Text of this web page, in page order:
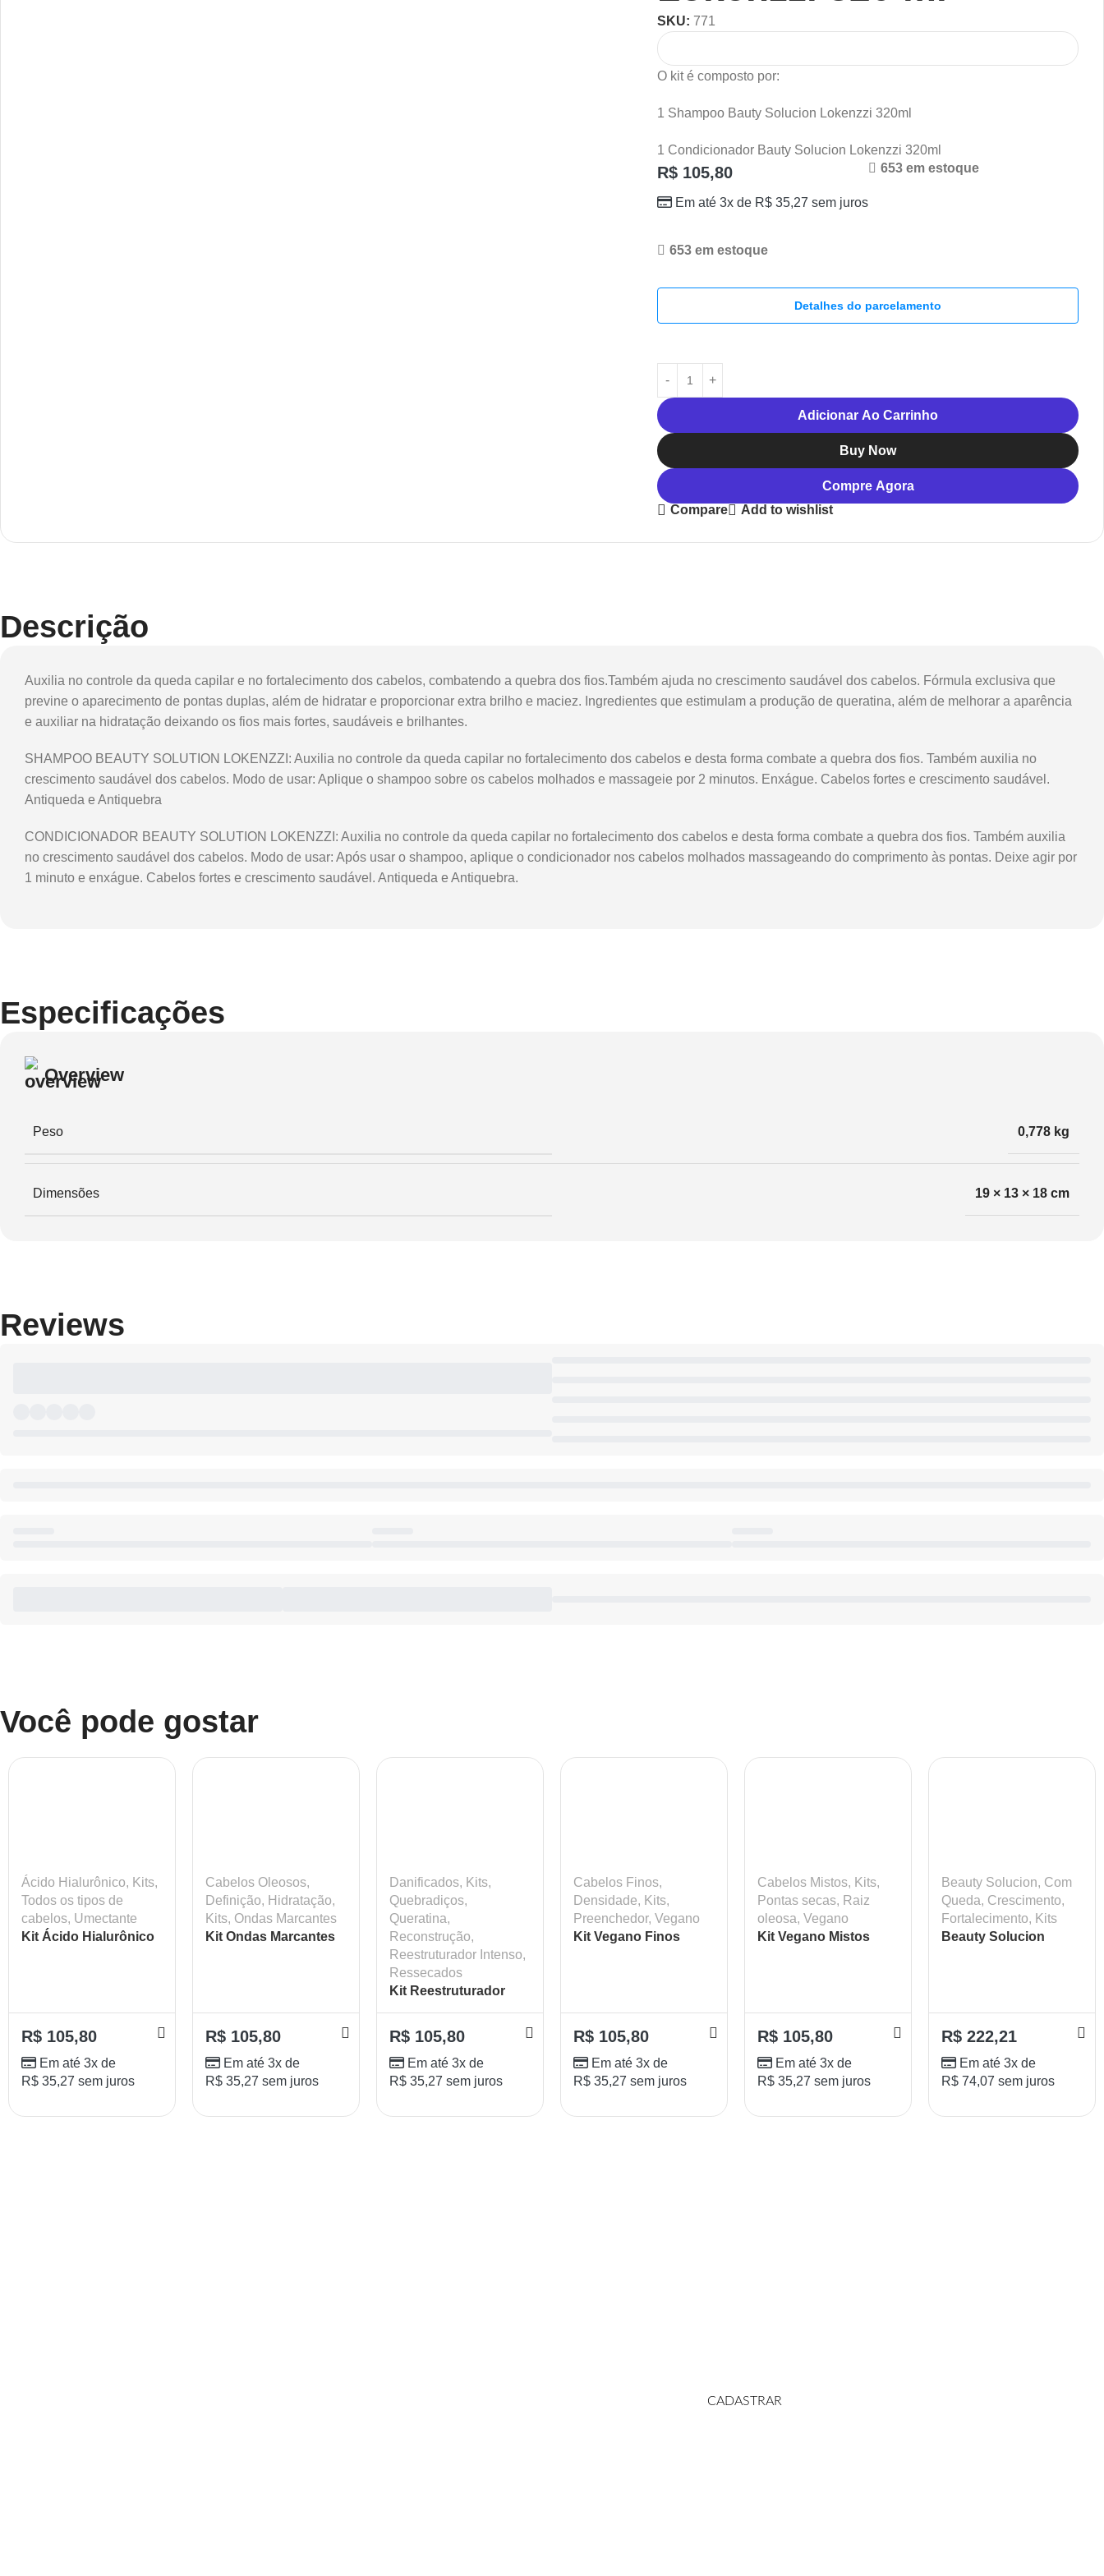
SKU:771
O kit é composto por:
1 Shampoo Bauty Solucion Lokenzzi 320ml
1 Condicionador Bauty Solucion Lokenzzi 320ml
R$ 105,80
Em até 3x de R$ 35,27 sem juros
653 em estoque
653 em estoque
Detalhes do parcelamento
Adicionar Ao Carrinho
Buy Now
Compre Agora
Compare
Add to wishlist
Descrição
Auxilia no controle da queda capilar e no fortalecimento dos cabelos, combatendo a quebra dos fios.Também ajuda no crescimento saudável dos cabelos. Fórmula exclusiva que
previne o aparecimento de pontas duplas, além de hidratar e proporcionar extra brilho e maciez. Ingredientes que estimulam a produção de queratina, além de melhorar a aparência
e auxiliar na hidratação deixando os fios mais fortes, saudáveis e brilhantes.
SHAMPOO BEAUTY SOLUTION LOKENZZI: Auxilia no controle da queda capilar no fortalecimento dos cabelos e desta forma combate a quebra dos fios. Também auxilia no
crescimento saudável dos cabelos. Modo de usar: Aplique o shampoo sobre os cabelos molhados e massageie por 2 minutos. Enxágue. Cabelos fortes e crescimento saudável.
Antiqueda e Antiquebra
CONDICIONADOR BEAUTY SOLUTION LOKENZZI: Auxilia no controle da queda capilar no fortalecimento dos cabelos e desta forma combate a quebra dos fios. Também auxilia
no crescimento saudável dos cabelos. Modo de usar: Após usar o shampoo, aplique o condicionador nos cabelos molhados massageando do comprimento às pontas. Deixe agir por
1 minuto e enxágue. Cabelos fortes e crescimento saudável. Antiqueda e Antiquebra.
Especificações
Overview
Peso 0,778 kg
Dimensões 19 × 13 × 18 cm
Reviews
Você pode gostar
Ácido Hialurônico, Kits,
Todos os tipos de
cabelos, Umectante
Kit Ácido Hialurônico
R$ 105,80
Em até 3x de
R$ 35,27 sem juros
Cabelos Oleosos,
Definição, Hidratação,
Kits, Ondas Marcantes
Kit Ondas Marcantes
R$ 105,80
Em até 3x de
R$ 35,27 sem juros
Danificados, Kits,
Quebradiços,
Queratina,
Reconstrução,
Reestruturador Intenso,
Ressecados
Kit Reestruturador
Condicionador
Lokenzzi 320ml
R$ 105,80
Em até 3x de
R$ 35,27 sem juros
Cabelos Finos,
Densidade, Kits,
Preenchedor, Vegano
Kit Vegano Finos
R$ 105,80
Em até 3x de
R$ 35,27 sem juros
Cabelos Mistos, Kits,
Pontas secas, Raiz
oleosa, Vegano
Kit Vegano Mistos
R$ 105,80
Em até 3x de
R$ 35,27 sem juros
Beauty Solucion, Com
Queda, Crescimento,
Fortalecimento, Kits
Beauty Solucion
R$ 222,21
Em até 3x de
R$ 74,07 sem juros
CADASTRAR